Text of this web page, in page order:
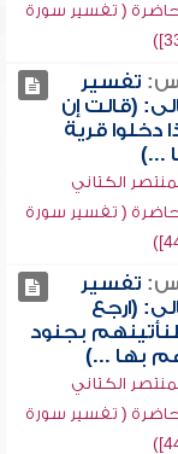
( تفسير سورة
تفسير
(قالت إن
دخلوا قرية
...)
الكتاني
( تفسير سورة
تفسير
(ارجع
بجنود
بها ...)
الكتاني
( تفسير سورة